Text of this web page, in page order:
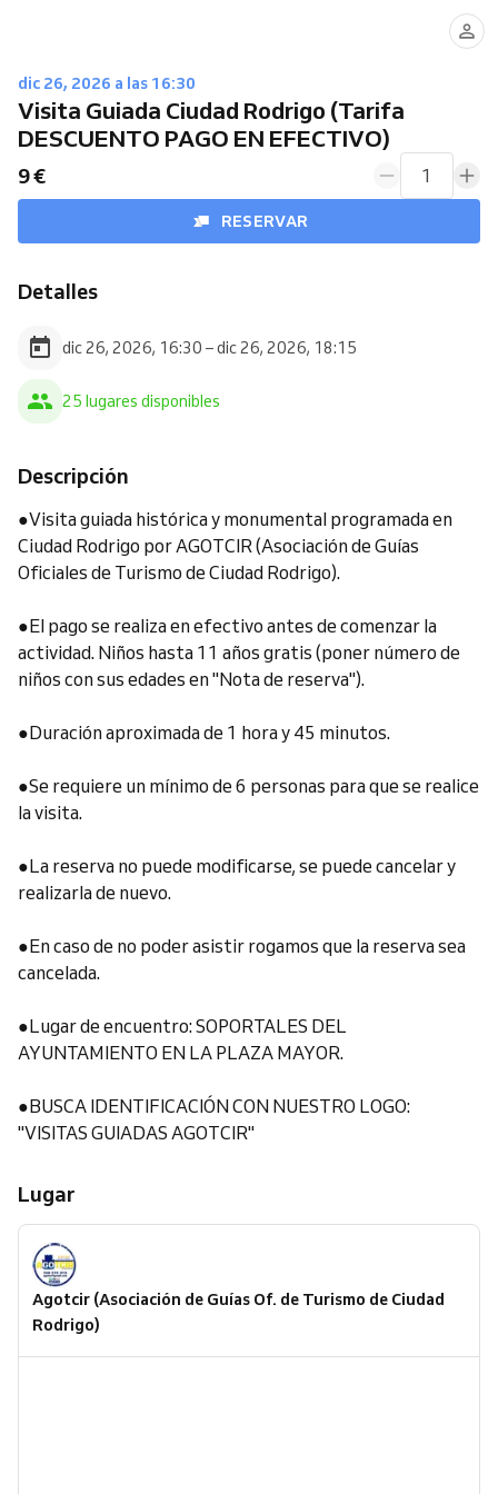
dic 26, 2026 a las 16:30
Visita Guiada Ciudad Rodrigo (Tarifa
DESCUENTO PAGO EN EFECTIVO)
9 € 1
RESERVAR
Detalles
dic 26, 2026, 16:30 – dic 26, 2026, 18:15
25 lugares disponibles
Descripción
●Visita guiada histórica y monumental programada en
Ciudad Rodrigo por AGOTCIR (Asociación de Guías
Oficiales de Turismo de Ciudad Rodrigo).
●El pago se realiza en efectivo antes de comenzar la
actividad. Niños hasta 11 años gratis (poner número de
niños con sus edades en "Nota de reserva").
●Duración aproximada de 1 hora y 45 minutos.
●Se requiere un mínimo de 6 personas para que se realice
la visita.
●La reserva no puede modificarse, se puede cancelar y
realizarla de nuevo.
●En caso de no poder asistir rogamos que la reserva sea
cancelada.
●Lugar de encuentro: SOPORTALES DEL
AYUNTAMIENTO EN LA PLAZA MAYOR.
●BUSCA IDENTIFICACIÓN CON NUESTRO LOGO:
"VISITAS GUIADAS AGOTCIR"
Lugar
Agotcir (Asociación de Guías Of. de Turismo de Ciudad
Rodrigo)